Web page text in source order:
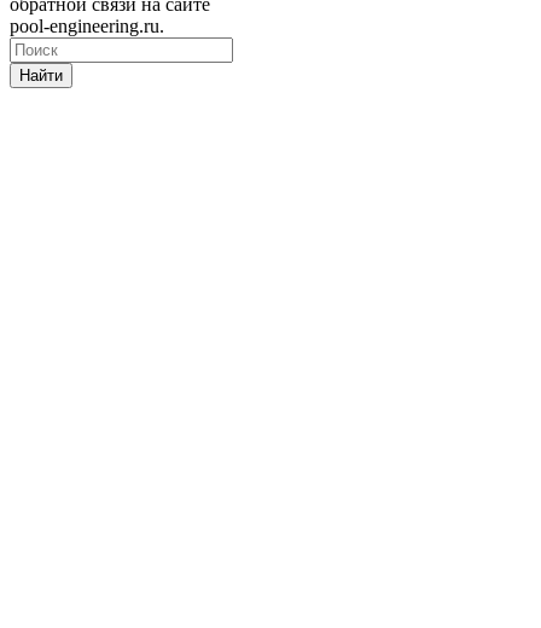
pool-engineering.ru.
Найти